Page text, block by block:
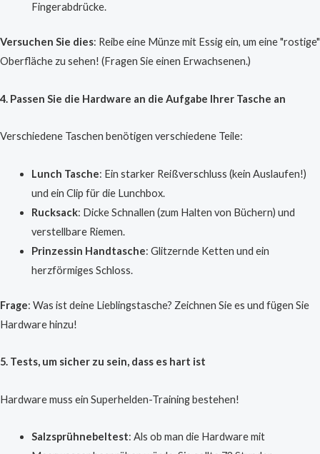
Fingerabdrücke.
Versuchen Sie dies: Reibe eine Münze mit Essig ein, um eine "rostige"
Oberfläche zu sehen! (Fragen Sie einen Erwachsenen.)
4. Passen Sie die Hardware an die Aufgabe Ihrer Tasche an
Verschiedene Taschen benötigen verschiedene Teile:
Lunch Tasche: Ein starker Reißverschluss (kein Auslaufen!)
und ein Clip für die Lunchbox.
Rucksack: Dicke Schnallen (zum Halten von Büchern) und
verstellbare Riemen.
Prinzessin Handtasche: Glitzernde Ketten und ein
herzförmiges Schloss.
Frage: Was ist deine Lieblingstasche? Zeichnen Sie es und fügen Sie
Hardware hinzu!
5. Tests, um sicher zu sein, dass es hart ist
Hardware muss ein Superhelden-Training bestehen!
Salzsprühnebeltest: Als ob man die Hardware mit